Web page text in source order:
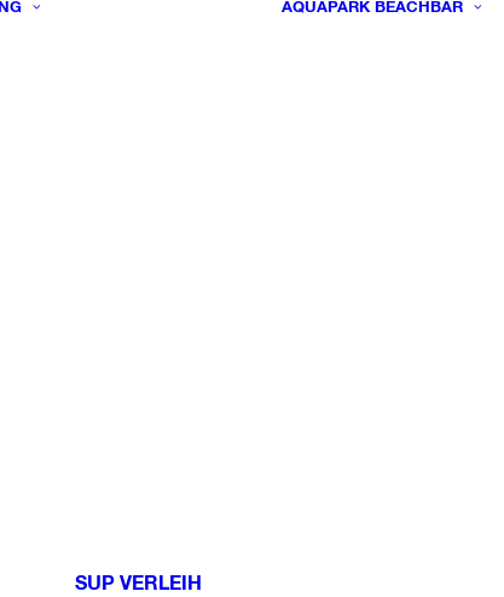
SUP VERLEIH
AQUAPARK BEACHBAR